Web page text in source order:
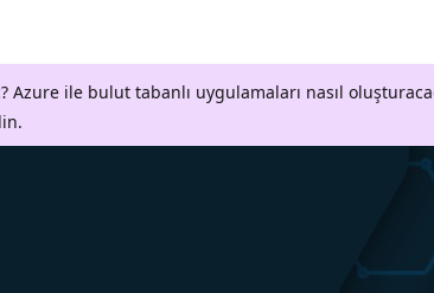
Azure ile bulut tabanlı uygulamaları nasıl